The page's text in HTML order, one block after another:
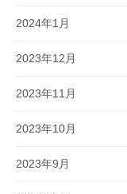
2024年1月
2023年12月
2023年11月
2023年10月
2023年9月